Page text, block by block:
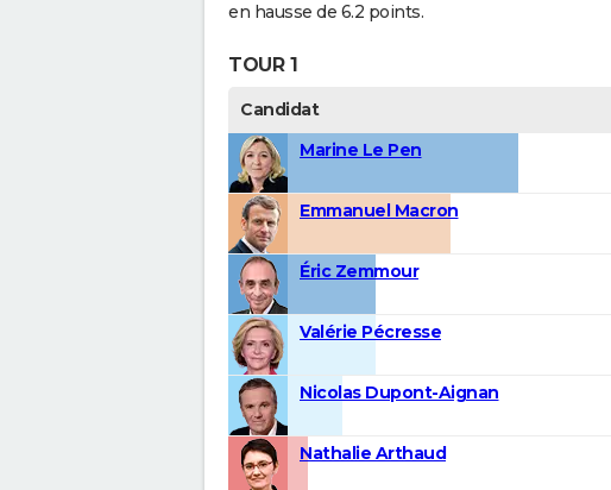
en hausse de 6.2 points.
TOUR 1
Candidat
Marine Le Pen
Emmanuel Macron
Éric Zemmour
Valérie Pécresse
Nicolas Dupont-Aignan
Nathalie Arthaud